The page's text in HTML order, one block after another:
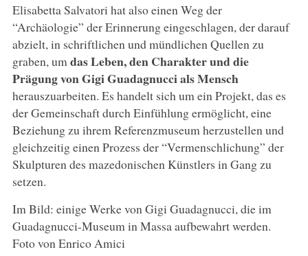
Elisabetta Salvatori hat also einen Weg der
“Archäologie” der Erinnerung eingeschlagen, der darauf
abzielt, in schriftlichen und mündlichen Quellen zu
graben, um das Leben, den Charakter und die
Prägung von Gigi Guadagnucci als Mensch
herauszuarbeiten. Es handelt sich um ein Projekt, das es
der Gemeinschaft durch Einfühlung ermöglicht, eine
Beziehung zu ihrem Referenzmuseum herzustellen und
gleichzeitig einen Prozess der “Vermenschlichung” der
Skulpturen des mazedonischen Künstlers in Gang zu
setzen.
Im Bild: einige Werke von Gigi Guadagnucci, die im
Guadagnucci-Museum in Massa aufbewahrt werden.
Foto von Enrico Amici